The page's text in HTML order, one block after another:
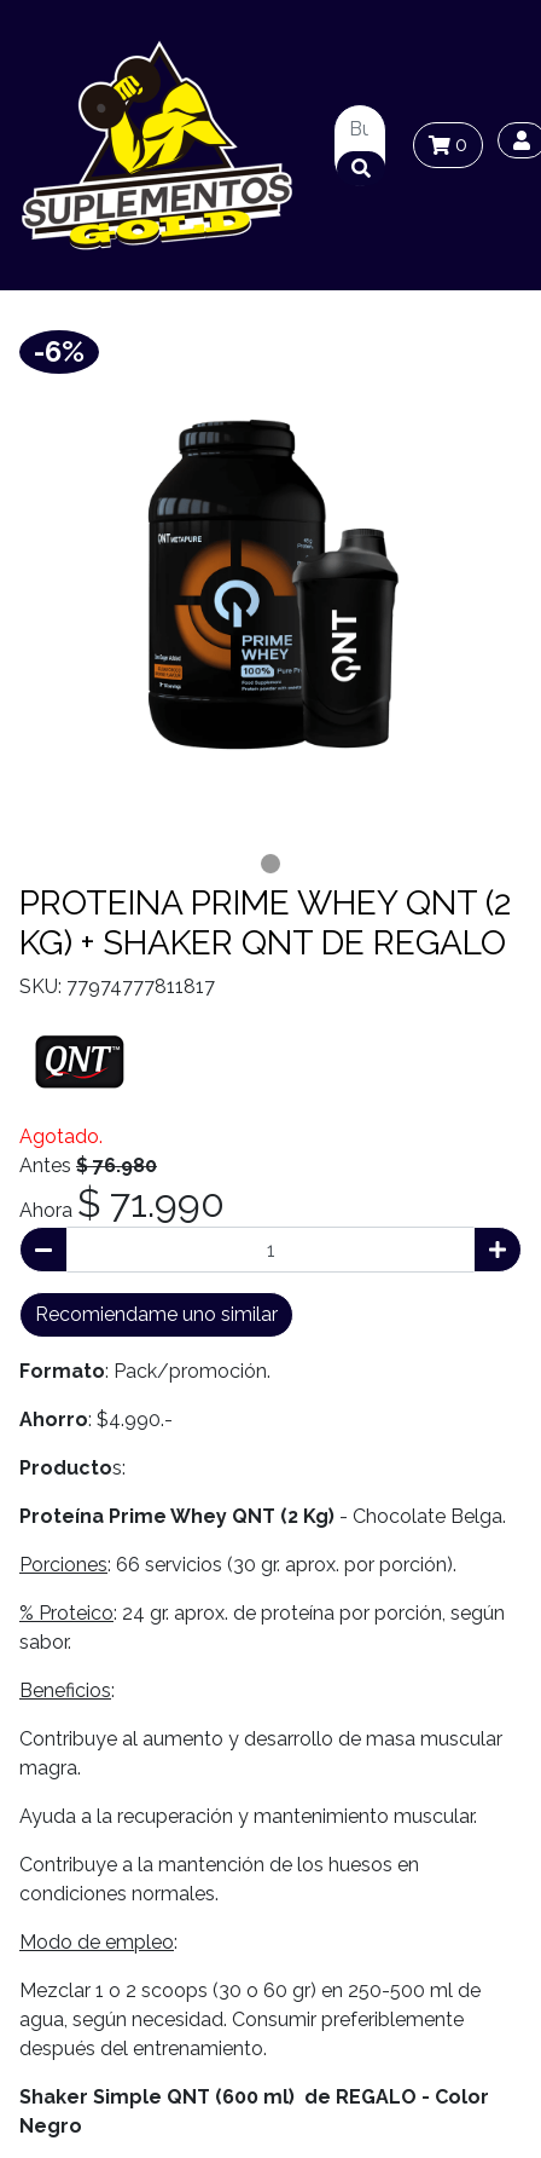
0
-6%
PROTEINA PRIME WHEY QNT (2
KG) + SHAKER QNT DE REGALO
SKU: 77974777811817
Agotado.
Antes $ 76.980
Ahora $ 71.990
Recomiendame uno similar
Formato: Pack/promoción.
Ahorro: $4.990.-
Productos:
Proteína Prime Whey QNT (2 Kg) - Chocolate Belga.
Porciones: 66 servicios (30 gr. aprox. por porción).
% Proteico: 24 gr. aprox. de proteína por porción, según
sabor.
Beneficios:
Contribuye al aumento y desarrollo de masa muscular
magra.
Ayuda a la recuperación y mantenimiento muscular.
Contribuye a la mantención de los huesos en
condiciones normales.
Modo de empleo:
Mezclar 1 o 2 scoops (30 o 60 gr) en 250-500 ml de
agua, según necesidad. Consumir preferiblemente
después del entrenamiento.
Shaker Simple QNT (600 ml) de REGALO - Color
Negro